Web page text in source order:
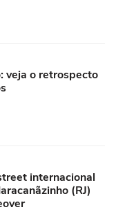
veja o retrospecto
internacional
(RJ)